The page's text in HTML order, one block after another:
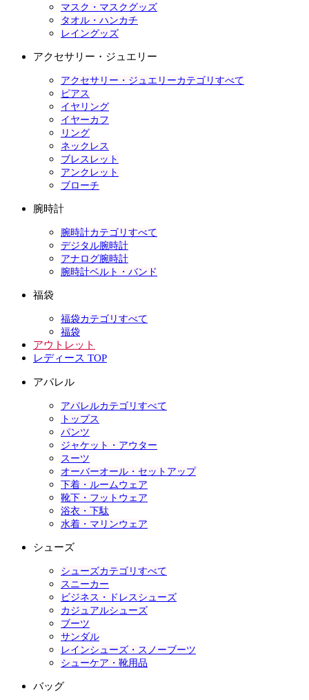
マスク・マスクグッズ
タオル・ハンカチ
レイングッズ
アクセサリー・ジュエリー
アクセサリー・ジュエリーカテゴリすべて
ピアス
イヤリング
イヤーカフ
リング
ネックレス
ブレスレット
アンクレット
ブローチ
腕時計
腕時計カテゴリすべて
デジタル腕時計
アナログ腕時計
腕時計ベルト・バンド
福袋
福袋カテゴリすべて
福袋
アウトレット
レディース TOP
アパレル
アパレルカテゴリすべて
トップス
パンツ
ジャケット・アウター
スーツ
オーバーオール・セットアップ
下着・ルームウェア
靴下・フットウェア
浴衣・下駄
水着・マリンウェア
シューズ
シューズカテゴリすべて
スニーカー
ビジネス・ドレスシューズ
カジュアルシューズ
ブーツ
サンダル
レインシューズ・スノーブーツ
シューケア・靴用品
バッグ